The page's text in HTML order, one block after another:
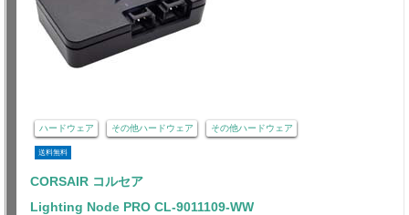
ハードウェア その他ハードウェア その他ハードウェア
送料無料
CORSAIR コルセア
Lighting Node PRO CL-9011109-WW